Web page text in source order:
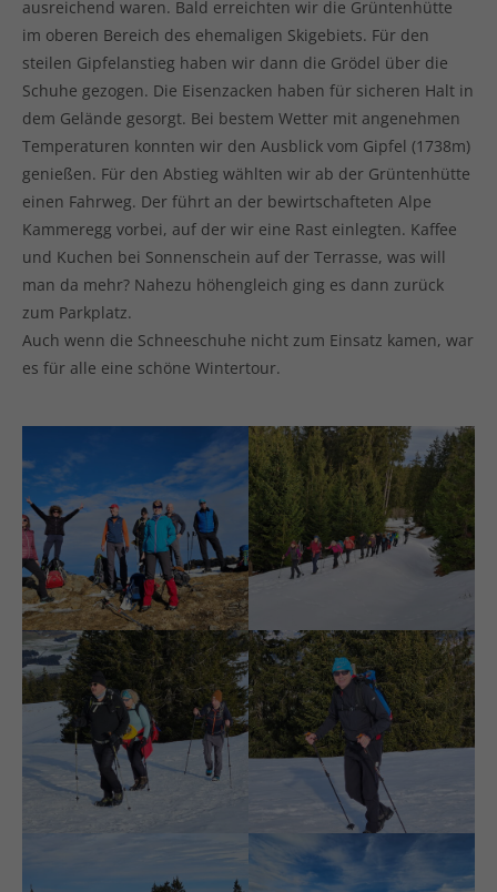
ausreichend waren. Bald erreichten wir die Grüntenhütte
im oberen Bereich des ehemaligen Skigebiets. Für den
steilen Gipfelanstieg haben wir dann die Grödel über die
Schuhe gezogen. Die Eisenzacken haben für sicheren Halt in
dem Gelände gesorgt. Bei bestem Wetter mit angenehmen
Temperaturen konnten wir den Ausblick vom Gipfel (1738m)
genießen. Für den Abstieg wählten wir ab der Grüntenhütte
einen Fahrweg. Der führt an der bewirtschafteten Alpe
Kammeregg vorbei, auf der wir eine Rast einlegten. Kaffee
und Kuchen bei Sonnenschein auf der Terrasse, was will
man da mehr? Nahezu höhengleich ging es dann zurück
zum Parkplatz.
Auch wenn die Schneeschuhe nicht zum Einsatz kamen, war
es für alle eine schöne Wintertour.